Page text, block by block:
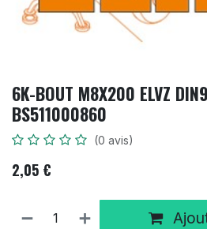
6K-BOUT M8X200 ELVZ
BS511000860
(0 avis)
2,05 €